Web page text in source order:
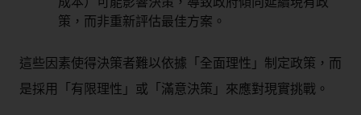
策，而非重新評估最佳方案。
這些因素使得決策者難以依據「全面理性」制定政策，而
是採用「有限理性」或「滿意決策」來應對現實挑戰。